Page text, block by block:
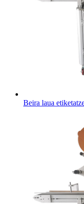
Beira laua